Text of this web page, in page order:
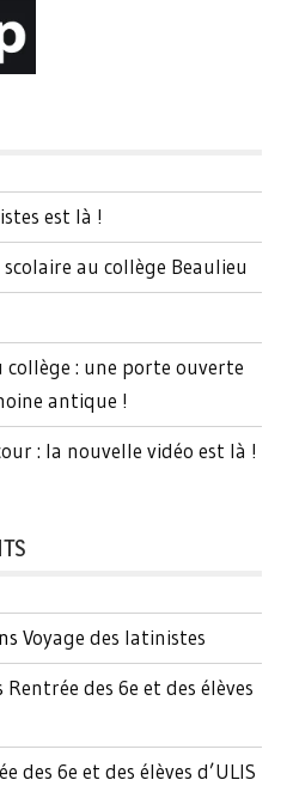
est là !
au collège Beaulieu
collège : une porte ouverte
antique !
: la nouvelle vidéo est là !
Voyage des latinistes
Rentrée des 6e et des élèves
des 6e et des élèves d’ULIS